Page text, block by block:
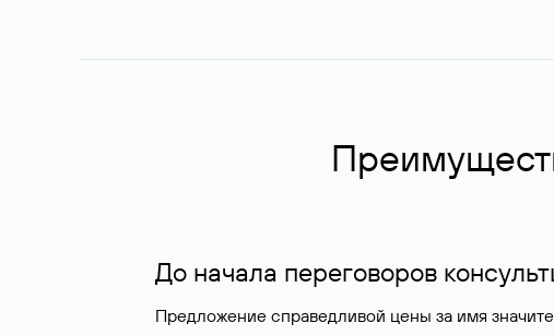
До начала переговоров
Предложение справедливой цены за имя